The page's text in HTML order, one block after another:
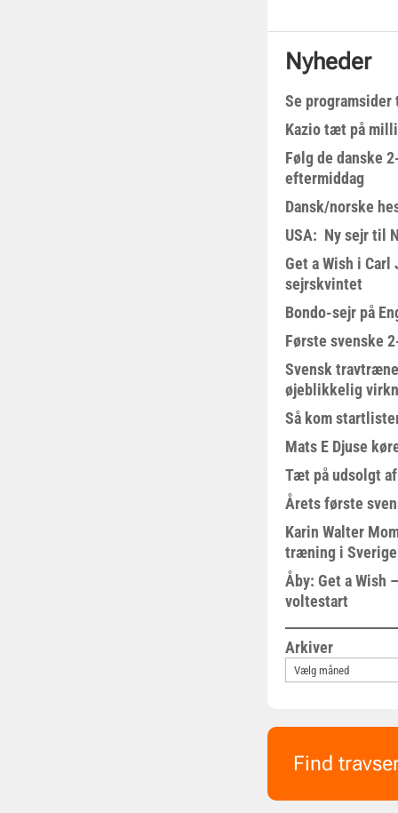
Nyheder
Se
Kazio tæt på
Følg de danske
eftermiddag
Dansk/norske
USA: Ny sejr til
Get a Wish i Carl
sejrskvintet
Bondo-sejr på
Første svenske
Svensk
øjeblikkelig
Så kom
Mats E Djuse
Tæt på udsolgt
Årets første
Karin Walter
træning i Sverige
Åby: Get a Wish
voltestart
Arkiver
Find